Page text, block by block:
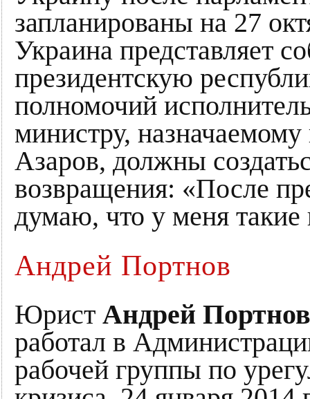
запланированы на 27
Украина представляет
президентскую
полномочий
министру,
Азаров, должны
возвращения: «После
думаю, что у меня
Андрей Портнов
Юрист Андрей Портнов
работал в
рабочей группы по